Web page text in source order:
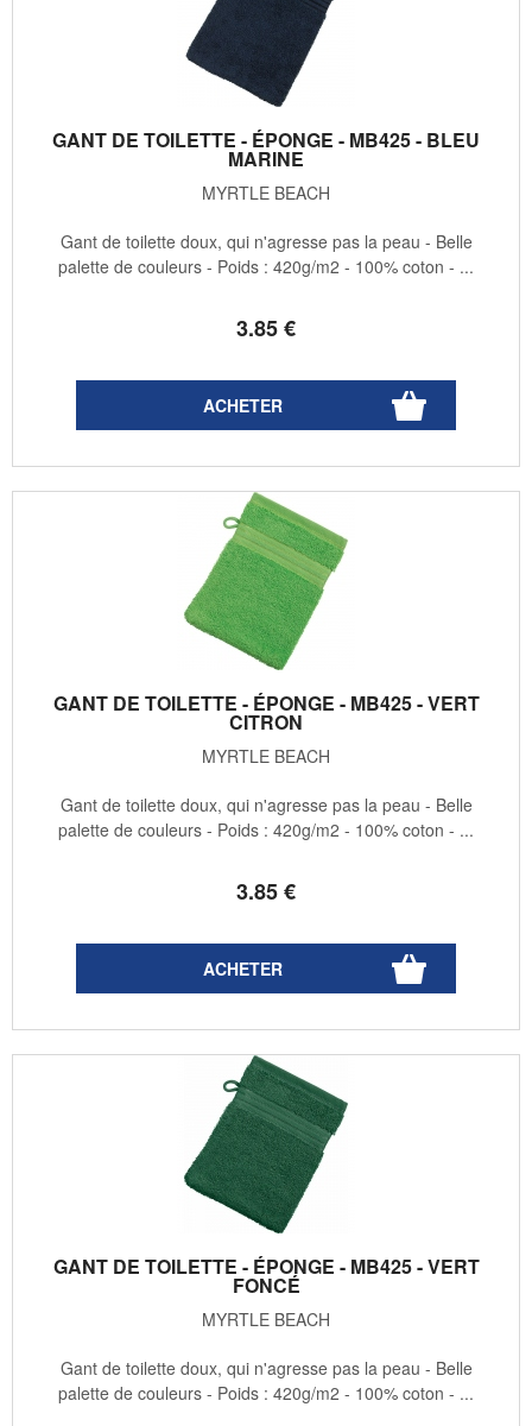
GANT DE TOILETTE - ÉPONGE - MB425 - BLEU
MARINE
MYRTLE BEACH
3.85€
Gant de toilette doux, qui n'agresse pas la peau - Belle
palette de couleurs - Poids : 420g/m2 - 100% coton - ...
GANT DE TOILETTE - ÉPONGE - MB425 - VERT
CITRON
MYRTLE BEACH
3.85€
Gant de toilette doux, qui n'agresse pas la peau - Belle
palette de couleurs - Poids : 420g/m2 - 100% coton - ...
GANT DE TOILETTE - ÉPONGE - MB425 - VERT
FONCÉ
MYRTLE BEACH
Gant de toilette doux, qui n'agresse pas la peau - Belle
palette de couleurs - Poids : 420g/m2 - 100% coton - ...